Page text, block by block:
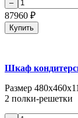
87960 ₽
Купить
Шкаф
Размер
2 полки-решетки